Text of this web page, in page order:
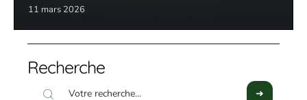
11 mars 2026
Recherche